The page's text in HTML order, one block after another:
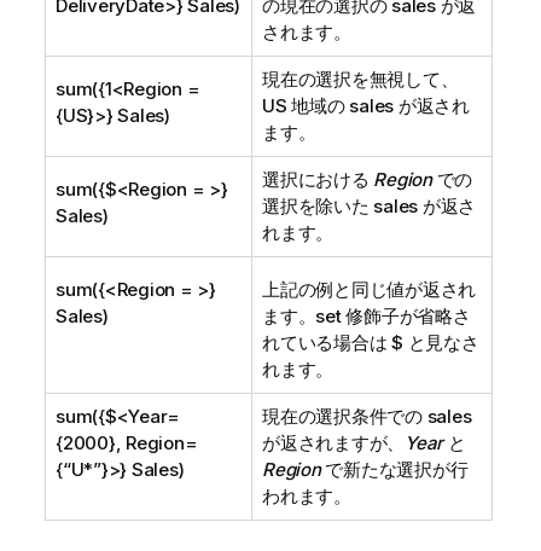
DeliveryDate>} Sales)
の現在の選択の sales が返
されます。
sum({1<Region =
{US}>} Sales)
現在の選択を無視して、
US 地域の sales が返され
ます。
sum({$<Region = >}
Sales)
選択における Regionでの
選択を除いた sales が返さ
れます。
sum({<Region = >}
Sales)
上記の例と同じ値が返され
ます。set 修飾子が省略さ
れている場合は $ と見なさ
れます。
sum({$<Year=
{2000}, Region=
{“U*”}>} Sales)
現在の選択条件での sales
が返されますが、
Yearと
Regionで新たな選択が行
われます。